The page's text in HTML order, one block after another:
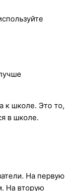
к школе. Это то,
в школе.
На первую
На вторую